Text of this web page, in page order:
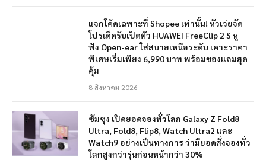
แจกโค้ดเฉพาะที่ Shopee เท่านั้น! หัวเว่ยจัด
โปรเด็ดรับเปิดตัว HUAWEI FreeClip 2 S หู
ฟัง Open-ear ใส่สบายเหนือระดับ เคาะราคา
พิเศษเริ่มเพียง 6,990 บาท พร้อมของแถมสุด
คุ้ม
8 สิงหาคม 2026
ซัมซุง เปิดยอดจองทั่วโลก Galaxy Z Fold8
Ultra, Fold8, Flip8, Watch Ultra2 และ
Watch9 อย่างเป็นทางการ ว่ามียอดสั่งจองทั่ว
โลกสูงกว่ารุ่นก่อนหน้ากว่า 30%